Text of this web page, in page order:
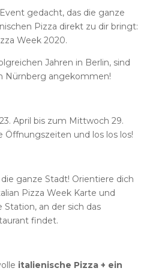
gedacht, das die ganze
Pizza direkt zu dir bringt:
Week 2020.
Jahren in Berlin, sind
Nürnberg angekommen!
April bis zum Mittwoch 29.
Öffnungszeiten und los los los!
ganze Stadt! Orientiere dich
Pizza Week Karte und
Station, an der sich das
findet.
italienische Pizza + ein